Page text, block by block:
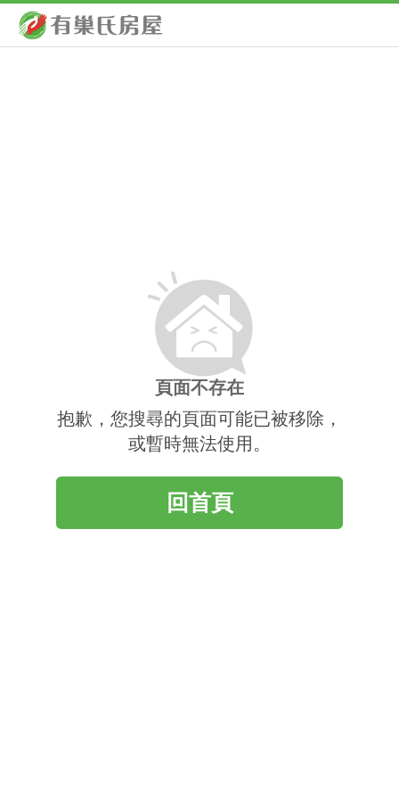
頁面不存在
抱歉，您搜尋的頁面可能已被移除，
或暫時無法使用。
回首頁